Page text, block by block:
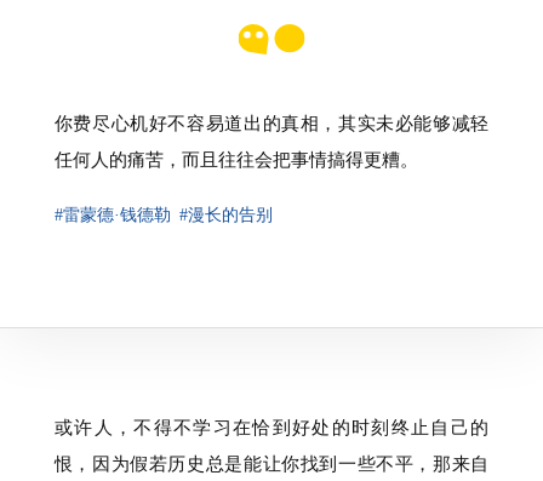
你费尽心机好不容易道出的真相，其实未必能够减轻
任何人的痛苦，而且往往会把事情搞得更糟。
#雷蒙德·钱德勒 #漫长的告别
或许人，不得不学习在恰到好处的时刻终止自己的
恨，因为假若历史总是能让你找到一些不平，那来自